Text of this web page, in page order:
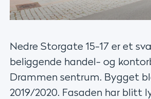
Nedre Storgate 15-17 er et
beliggende handel- og
Drammen sentrum. Bygget
2019/2020. Fasaden har blitt